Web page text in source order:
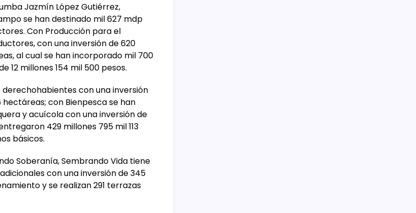
Jazmín López Gutiérrez,
se han destinado mil 627 mdp
Con Producción para el
con una inversión de 620
al cual se han incorporado mil 700
12 millones 154 mil 500 pesos.
con una inversión
hectáreas; con Bienpesca se han
y acuícola con una inversión de
429 millones 795 mil 113
básicos.
Soberanía, Sembrando Vida tiene
con una inversión de 345
y se realizan 291 terrazas